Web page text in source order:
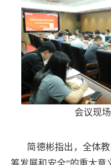
会议现
简德彬指出，全体